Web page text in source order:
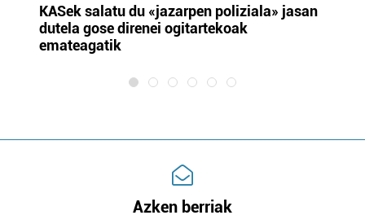
KASek salatu du «jazarpen poliziala» jasan
dutela gose direnei ogitartekoak
emateagatik
Azken berriak